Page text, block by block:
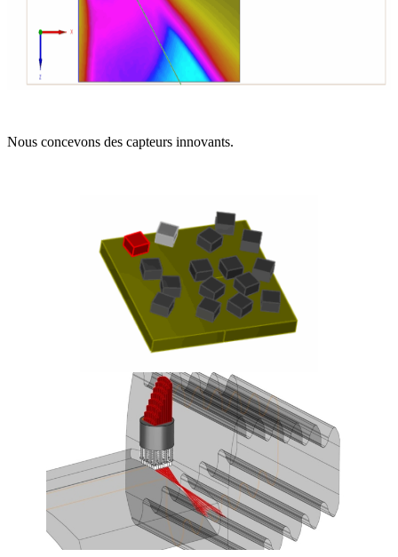
Nous concevons des capteurs innovants.